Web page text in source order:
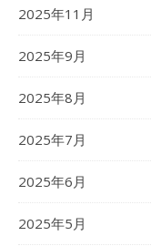
2025年11月
2025年9月
2025年8月
2025年7月
2025年6月
2025年5月